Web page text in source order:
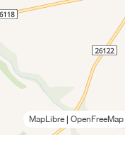
MapLibre OpenFreeMap